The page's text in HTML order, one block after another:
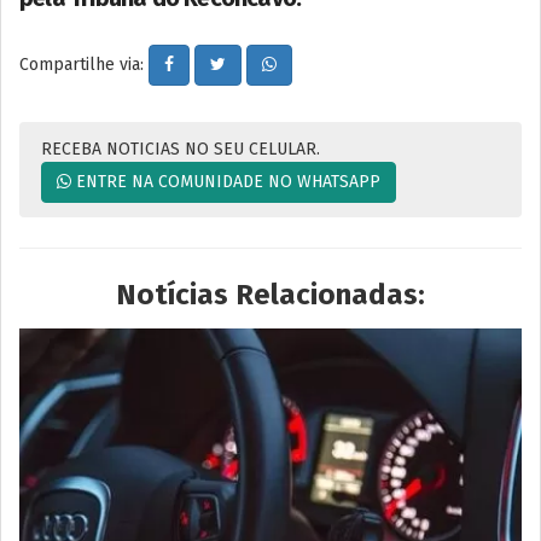
Compartilhe via:
RECEBA NOTICIAS NO SEU CELULAR.
ENTRE NA COMUNIDADE NO WHATSAPP
Notícias Relacionadas: